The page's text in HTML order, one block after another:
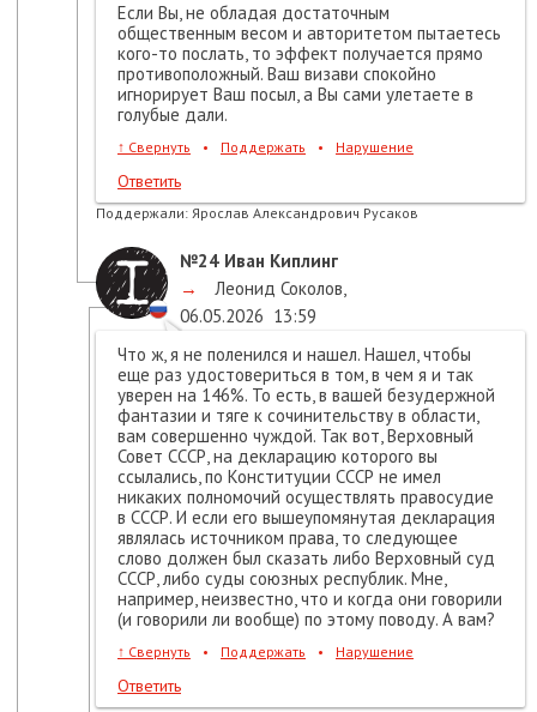
Если Вы, не обладая достаточным
общественным весом и авторитетом пытаетесь
кого-то послать, то эффект получается прямо
противоположный. Ваш визави спокойно
игнорирует Ваш посыл, а Вы сами улетаете в
голубые дали.
↑ Свернуть • Поддержать • Нарушение
Ответить
Поддержали: Ярослав Александрович Русаков
№24 Иван Киплинг
→
Леонид Соколов,
06.05.2026 13:59
Что ж, я не поленился и нашел. Нашел, чтобы
еще раз удостовериться в том, в чем я и так
уверен на 146%. То есть, в вашей безудержной
фантазии и тяге к сочинительству в области,
вам совершенно чуждой. Так вот, Верховный
Совет СССР, на декларацию которого вы
ссылались, по Конституции СССР не имел
никаких полномочий осуществлять правосудие
в СССР. И если его вышеупомянутая декларация
являлась источником права, то следующее
слово должен был сказать либо Верховный суд
СССР, либо суды союзных республик. Мне,
например, неизвестно, что и когда они говорили
(и говорили ли вообще) по этому поводу. А вам?
↑ Свернуть • Поддержать • Нарушение
Ответить